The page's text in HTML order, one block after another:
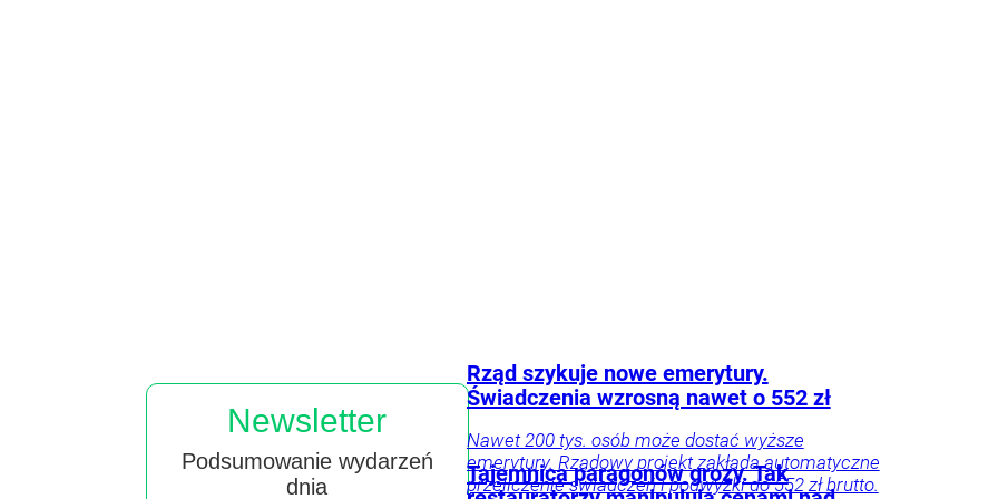
Newsletter
Podsumowanie wydarzeń
dnia
Rząd szykuje nowe emerytury.
Świadczenia wzrosną nawet o 552 zł
Nawet 200 tys. osób może dostać wyższe
emerytury. Rządowy projekt zakłada automatyczne
przeliczenie świadczeń i podwyżki do 552 zł brutto.
Tajemnica paragonów grozy. Tak